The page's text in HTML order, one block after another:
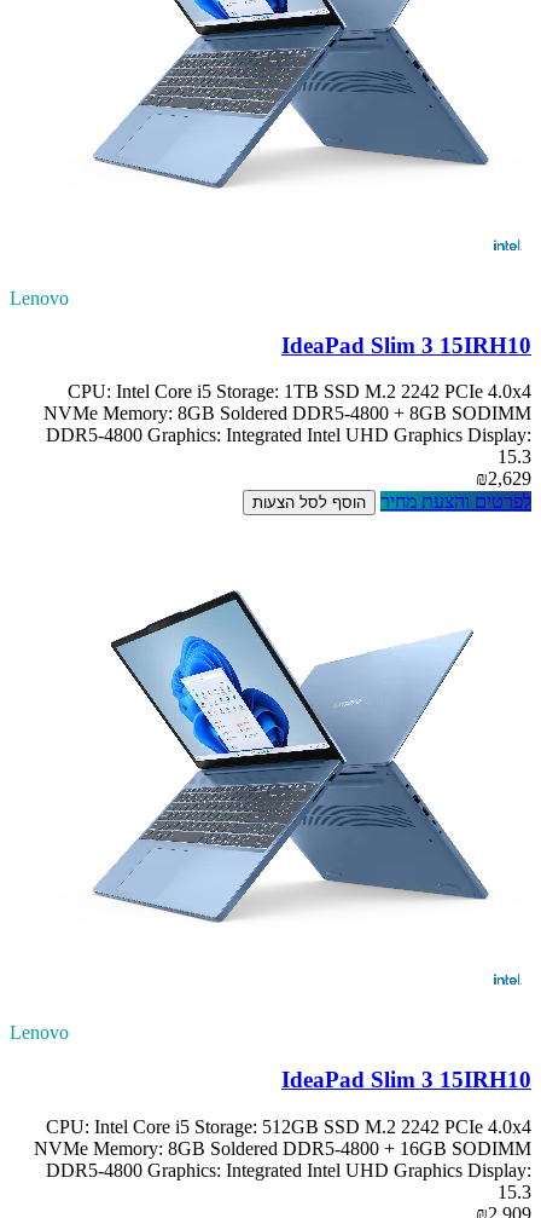
Lenovo
IdeaPad Slim 3 15IRH10
CPU: Intel Core i5 Storage: 1TB SSD M.2 2242 PCIe 4.0x4
NVMe Memory: 8GB Soldered DDR5-4800 + 8GB SODIMM
DDR5-4800 Graphics: Integrated Intel UHD Graphics Display:
15.3
₪2,629
לפרטים והצעת מחיר
הוסף לסל הצעות
Lenovo
IdeaPad Slim 3 15IRH10
CPU: Intel Core i5 Storage: 512GB SSD M.2 2242 PCIe 4.0x4
NVMe Memory: 8GB Soldered DDR5-4800 + 16GB SODIMM
DDR5-4800 Graphics: Integrated Intel UHD Graphics Display:
15.3
₪2,909